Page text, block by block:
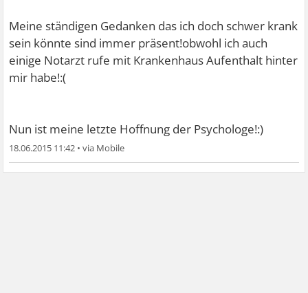
Meine ständigen Gedanken das ich doch schwer krank
sein könnte sind immer präsent!obwohl ich auch
einige Notarzt rufe mit Krankenhaus Aufenthalt hinter
mir habe!:(
Nun ist meine letzte Hoffnung der Psychologe!:)
18.06.2015 11:42 •